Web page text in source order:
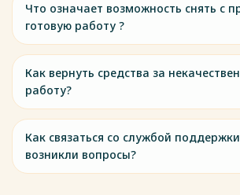
Что означает возможность снять с
готовую работу ?
Как вернуть средства за
работу?
Как связаться со службой
возникли вопросы?